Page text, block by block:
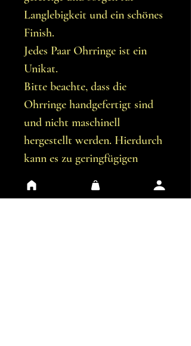
Langlebigkeit und ein schönes
Finish.
Jedes Paar Ohrringe ist ein
Unikat.
Bitte beachte, dass die
Ohrringe handgefertigt sind
und nicht maschinell
hergestellt werden. Hierdurch
kann es zu geringfügigen
Unvollkommenheiten
kommen.